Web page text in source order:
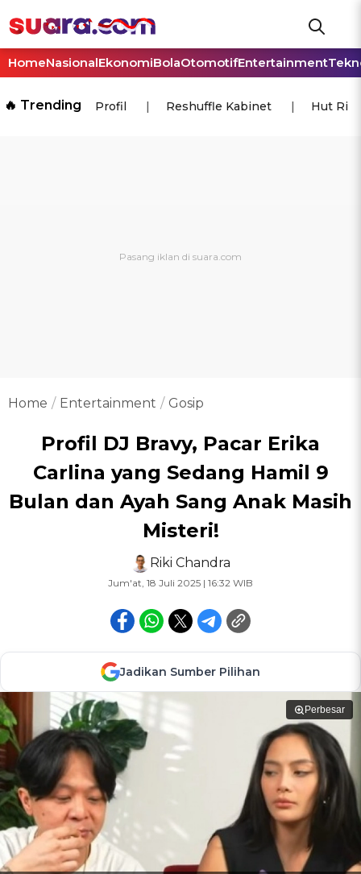
HomeNasionalEkonomiBolaOtomotifEntertainment
🔥 Trending Profil Reshuffle Kabinet Hut Ri
Home Entertainment Gosip
Profil DJ Bravy, Pacar Erika
Carlina yang Sedang Hamil 9
Bulan dan Ayah Sang Anak Masih
Misteri!
Riki Chandra
Jum'at, 18 Juli 2025 | 16:32 WIB
Jadikan Sumber Pilihan
Perbesar